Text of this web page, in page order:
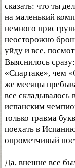
сказать: что ты
на маленький
немного
неосторожно
уйду и все,
Выяснилось
«Спартаке», чем
же месяцы
все складывалось
испанским
только травма
поехать в
опрометчивый
Да, внешне все